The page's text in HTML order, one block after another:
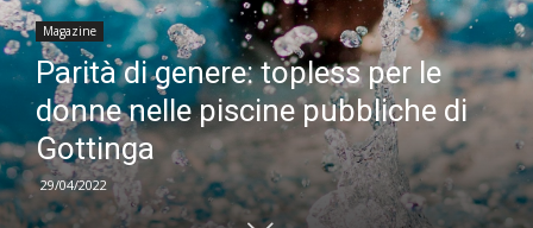
Magazine
Parità di genere: topless per le
donne nelle piscine pubbliche di
Gottinga
29/04/2022